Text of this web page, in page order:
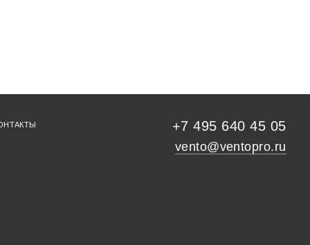
+7 495 640 45 05
vento@ventopro.ru